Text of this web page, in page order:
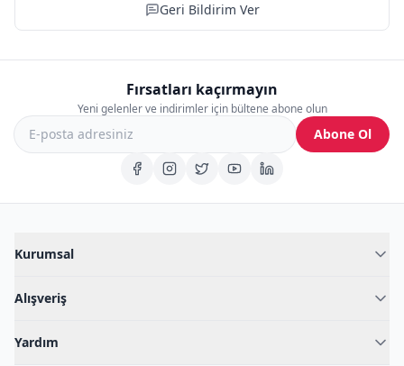
Geri Bildirim Ver
Fırsatları kaçırmayın
Yeni gelenler ve indirimler için bültene abone olun
Abone Ol
Kurumsal
Blog
İç Giyim Rehberi
Alışveriş
Yardım